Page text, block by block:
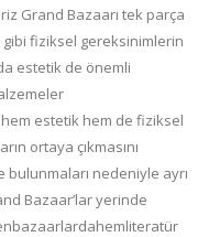
Grand Bazaarı tek parça
gibi fiziksel gereksinimlerin
a estetik de önemli
hem estetik hem de fiziksel
ortaya çıkmasını
bulunmaları nedeniyle ayrı
Bazaar’laryerinde
bazaarlardahemliteratür